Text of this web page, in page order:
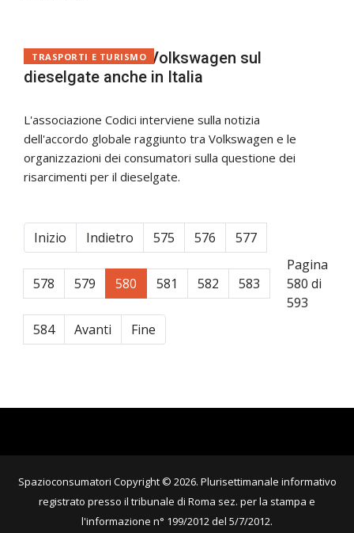
Codici: l'accordo Volkswagen sul
dieselgate anche in Italia
TRASPORTI E TURISMO
L'associazione Codici interviene sulla notizia
dell'accordo globale raggiunto tra Volkswagen e le
organizzazioni dei consumatori sulla questione dei
risarcimenti per il dieselgate.
Inizio Indietro 575 576 577
578 579 580 581 582 583
584 Avanti Fine
Pagina
580 di
593
Spazioconsumatori Copyright © 2026. Plurisettimanale informativo
registrato presso il tribunale di Roma sez. per la stampa e
l'informazione n° 199/2012 del 5/7/2012.